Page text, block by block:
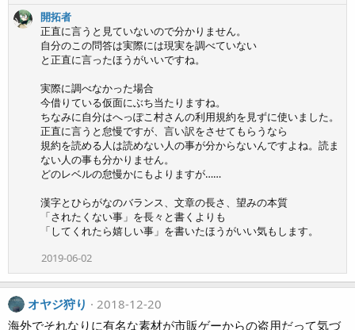
a
c
t
i
o
s
:
開拓者
正直に言うと見ていないので分かりません。
自分のこの問答は実際には現実を調べていない
と正直に言ったほうがいいですね。
実際に調べなかった場合
今借りている仮面にぶち当たりますね。
ちなみに自分はへっぽこ村さんの利用規約を見ずに使いました。
正直に言うと怠慢ですが、言い訳をさせてもらうなら
規約を読める人は読めない人の事が分からないんですよね。読ま
ない人の事も分かりません。
どのレベルの怠慢かにもよりますが……
漢字とひらがなのバランス、文章の長さ、望みの本質
「されたくない事」を長々と書くよりも
「してくれたら嬉しい事」を書いたほうがいい気もします。
2019-06-02
オヤジ狩り
2018-12-20
海外でそれなりに有名な素材が市販ゲーからの盗用だって気づ